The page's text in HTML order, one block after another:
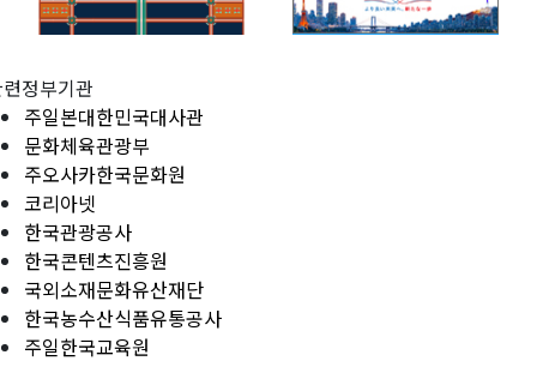
정부기관
주일본대한민국대사관
문화체육관광부
주오사카한국문화원
코리아넷
한국관광공사
한국콘텐츠진흥원
국외소재문화유산재단
한국농수산식품유통공사
주일한국교육원